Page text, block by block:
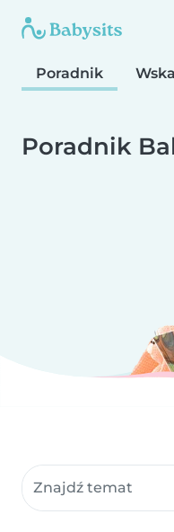
Poradnik
Poradnik
Szukaj w zasobach